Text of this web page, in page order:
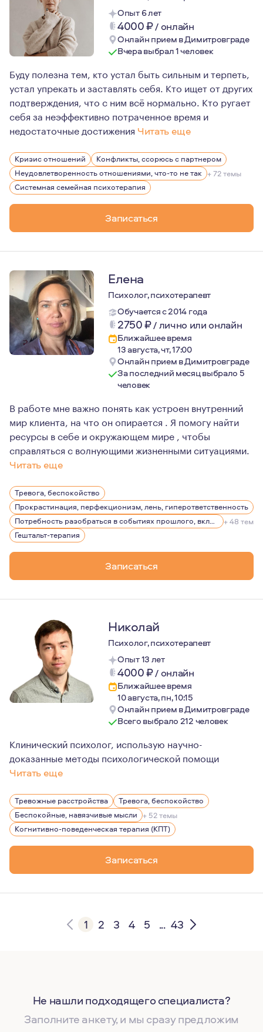
Опыт 6 лет
4000₽/ онлайн
Онлайн прием в Димитровграде
Вчера выбрал 1 человек
Буду полезна тем, кто устал быть сильным и терпеть,
устал упрекать и заставлять себя. Кто ищет от других
подтверждения, что с ним всё нормально. Кто ругает
себя за неэффективно потраченное время и
недостаточные достижения Читать еще
Для меня психотерапия - не просто профессия, это
Меня очень увлекает то, что я делаю каждый день, и
Психотерапия, это процесс. Это не вершина, покорив
Это безграничный простор возможностей и
Кризис отношений
Конфликты, ссорюсь с партнером
Неудовлетворенность отношениями, что-то не так + 72 темы
Системная семейная психотерапия
Записаться
Елена
Психолог, психотерапевт
Обучается с 2014 года
2750₽/лично или онлайн
Ближайшее время
13 августа, чт, 17:00
Онлайн прием в Димитровграде
За последний месяц выбрало 5
человек
В работе мне важно понять как устроен внутренний
мир клиента, на что он опирается . Я помогу найти
ресурсы в себе и окружающем мире , чтобы
справляться с волнующими жизненными ситуациями.
Читать еще
У меня есть природная потребность помогать
Тревога, беспокойство
Прокрастинация, перфекционизм, лень, гиперответственность
Потребность разобраться в событиях прошлого, включая детство
+ 48 тем
Гештальт-терапия
Записаться
Николай
Психолог, психотерапевт
Опыт 13 лет
4000₽/ онлайн
Ближайшее время
10 августа, пн, 10:15
Онлайн прием в Димитровграде
Всего выбрало 212 человек
Клинический психолог, использую научно-
доказанные методы психологической помощи
Читать еще
Мой подход к терапии - непредвзятый,
Тревожные расстройства
Тревога, беспокойство
Беспокойные, навязчивые мысли + 52 темы
Когнитивно-поведенческая терапия (КПТ)
Записаться
1 2 3 4 5 ... 43
Не нашли подходящего специалиста?
Заполните анкету, и мы сразу предложим